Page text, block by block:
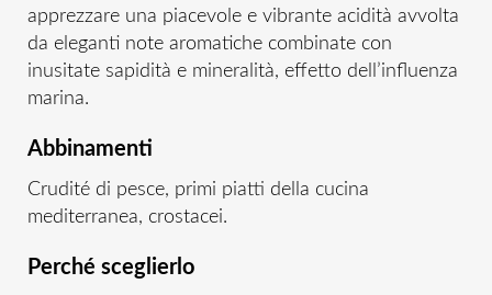
apprezzare una piacevole e vibrante acidità avvolta
da eleganti note aromatiche combinate con
inusitate sapidità e mineralità, effetto dell’influenza
marina.
Abbinamenti
Crudité di pesce, primi piatti della cucina
mediterranea, crostacei.
Perché sceglierlo